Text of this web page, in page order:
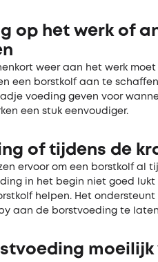
op het werk of
weer aan het werk
een borstkolf aan te
voeding geven voor
een stuk eenvoudiger.
of tijdens de
ervoor om een borstkolf al
in het begin niet goed
helpen. Het
aan de borstvoeding te